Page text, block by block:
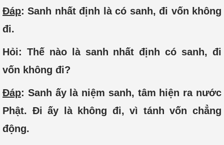
Đáp: Sanh nhất định là có sanh, đi vốn không
đi.
Hỏi: Thế nào là sanh nhất định có sanh, đi
vốn không đi?
Đáp: Sanh ấy là niệm sanh, tâm hiện ra nước
Phật. Đi ấy là không đi, vì tánh vốn chẳng
động.